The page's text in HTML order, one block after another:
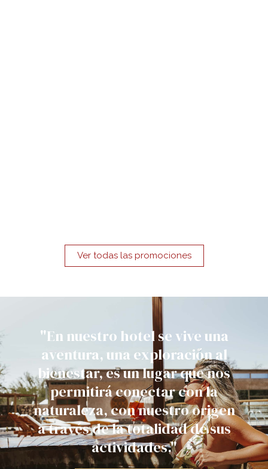
Ver todas las promociones
"En nuestro hotel se vive una
aventura, una exploración al
bienestar, es un lugar que nos
permitirá conectar con la
naturaleza, con nuestro origen
a través de la totalidad de sus
actividades."